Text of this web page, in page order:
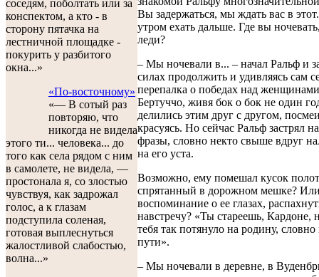
соседям, поболтать или за
конспектом, а кто - в
сторону пятачка на
лестничной площадке -
покурить у разбитого
окна...»
«По-восточному»
«— В сотый раз
повторяю, что
никогда не видела
этого ти... человека... до
того как села рядом с ним
в самолете, не видела, —
простонала я, со злостью
чувствуя, как задрожал
голос, а к глазам
подступила соленая,
готовая выплеснуться
жалостливой слабостью,
волна...»
Вы задержаться, мы ждать вас в
утром ехать дальше. Где вы
леди?
– Мы ночевали в... – начал Ральф и
силах продолжить и удивляясь сам
перепалка о победах над
Бертуччо, живя бок о бок не один
делились этим друг с другом,
красуясь. Но сейчас Ральф застрял
фразы, словно некто свыше вдруг
на его уста.
Возможно, ему помешал кусок
спрятанный в дорожном мешке?
воспоминание о ее глазах,
навстречу? «Ты стареешь, Кардоне,
тебя так потянуло на родину,
пути».
– Мы ночевали в деревне, в